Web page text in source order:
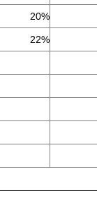
20%
22%